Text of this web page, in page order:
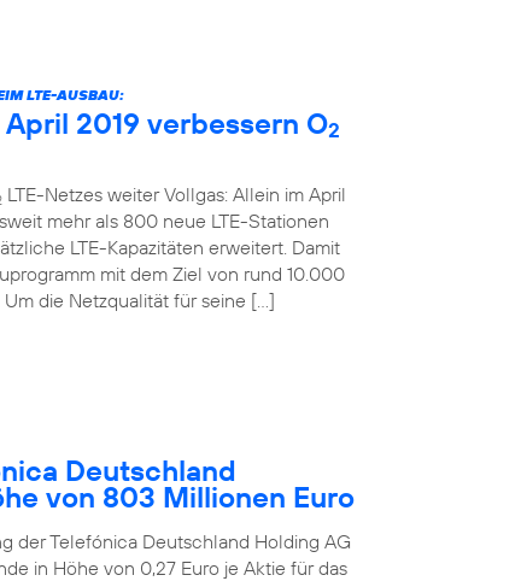
LTE-AUSBAU:
2019 verbessern O2
LTE-Netzes weiter Vollgas: Allein im April
mehr als 800 neue LTE-Stationen
LTE-Kapazitäten erweitert. Damit
mit dem Ziel von rund 10.000
die Netzqualität für seine […]
Deutschland
von 803 Millionen Euro
der Telefónica Deutschland Holding AG
in Höhe von 0,27 Euro je Aktie für das